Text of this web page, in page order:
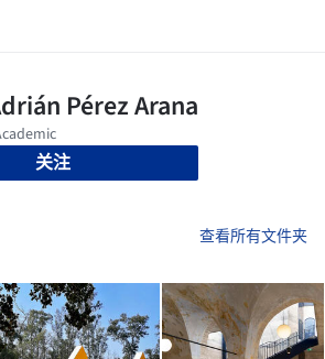
关注
查看所有文件夹